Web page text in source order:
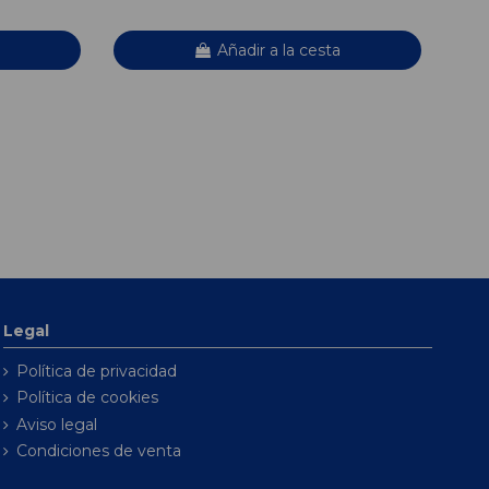
Añadir a la cesta
Legal
Política de privacidad
Política de cookies
Aviso legal
Condiciones de venta